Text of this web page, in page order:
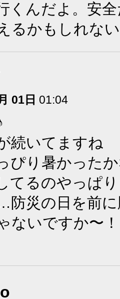
くんだよ。安
るかもしれな
01日 01:04
続いてますね
ぴり暑かった
てるのやっぱ
防災の日を前
ないですか〜